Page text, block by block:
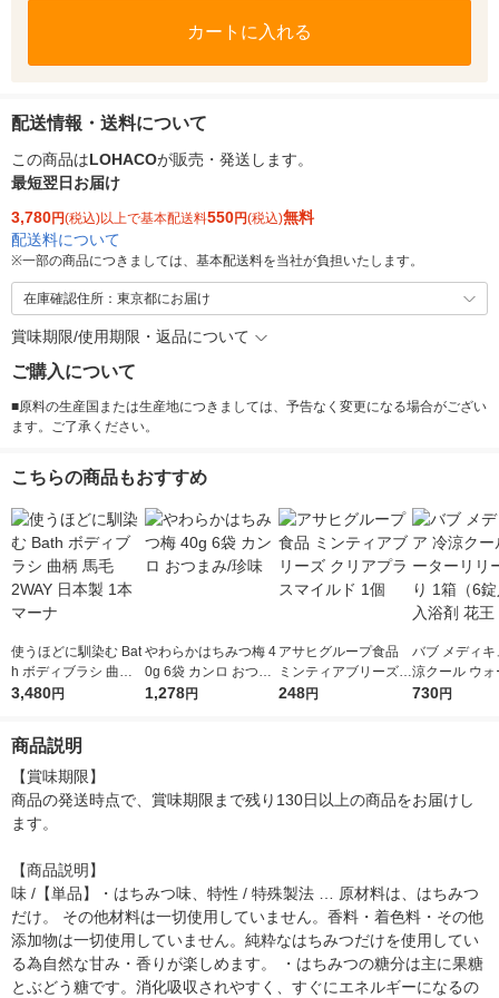
カートに入れる
配送情報・送料について
この商品はLOHACOが販売・発送します。
最短翌日お届け
3,780円(税込)以上で基本配送料550円(税込)無料
配送料について
※一部の商品につきましては、基本配送料を当社が負担いたします。
在庫確認住所：東京都にお届け
賞味期限/使用期限・返品について
ご購入について
■原料の生産国または生産地につきましては、予告なく変更になる場合がござい
ます。ご了承ください。
こちらの商品もおすすめ
使うほどに馴染む Bat
h ボディブラシ 曲柄
馬毛 2WAY 日本製 1
3,480円
やわらかはちみつ梅 4
0g 6袋 カンロ おつま
み/珍味
1,278円
アサヒグループ食品
ミンティアブリーズ
クリアプラスマイルド
248円
バブ メディキ
涼クール ウォ
リリーの香り
730円
商品説明
【賞味期限】
商品の発送時点で、賞味期限まで残り130日以上の商品をお届けし
ます。
【商品説明】
味 /【単品】・はちみつ味、特性 / 特殊製法 … 原材料は、はちみつ
だけ。 その他材料は一切使用していません。香料・着色料・その他
添加物は一切使用していません。純粋なはちみつだけを使用してい
る為自然な甘み・香りが楽しめます。 ・はちみつの糖分は主に果糖
とぶどう糖です。消化吸収されやすく、すぐにエネルギーになるの